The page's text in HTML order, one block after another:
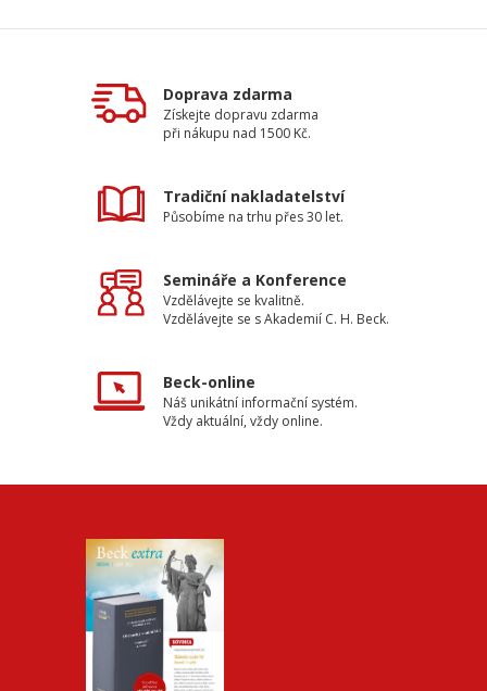
Doprava zdarma
Získejte dopravu zdarma
při nákupu nad 1500 Kč.
Tradiční nakladatelství
Působíme na trhu přes 30 let.
Semináře a Konference
Vzdělávejte se kvalitně.
Vzdělávejte se s Akademií C. H. Beck.
Beck-online
Náš unikátní informační systém.
Vždy aktuální, vždy online.